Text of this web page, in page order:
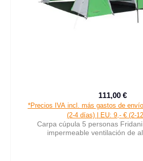
Precio de
111,00 €
*Precios IVA incl. más gastos de
(2-4 días) | EU: 9,- € (2-
Carpa cúpula 5 personas
impermeable ventilación de